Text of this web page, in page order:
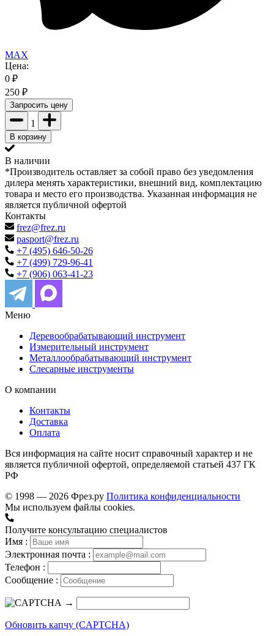
MAX
Цена:
0 ₽
250 ₽
Запросить цену
1
В корзину
В наличии
*Производитель оставляет за собой право без уведомления
дилера менять характеристики, внешний вид, комплектацию
товара и место его производства. Указанная информация не
является публичной офертой
Контакты
frez@frez.ru
pasport@frez.ru
+7 (495) 646-50-26
+7 (499) 729-96-41
+7 (906) 063-41-23
Меню
Деревообрабатывающий инструмент
Измерительный инструмент
Металлообрабатывающий инструмент
Слесарные инструменты
О компании
Контакты
Доставка
Оплата
Вся информация на сайте носит справочный характер и не
является публичной офертой, определяемой статьей 437 ГК
РФ
© 1998 — 2026 Фрез.ру Политика конфиденциальности
Мы используем файлы cookies.
Получите консультацию специалистов
Имя :
Электронная почта :
Телефон :
Сообщение :
→
Обновить капчу (CAPTCHA)